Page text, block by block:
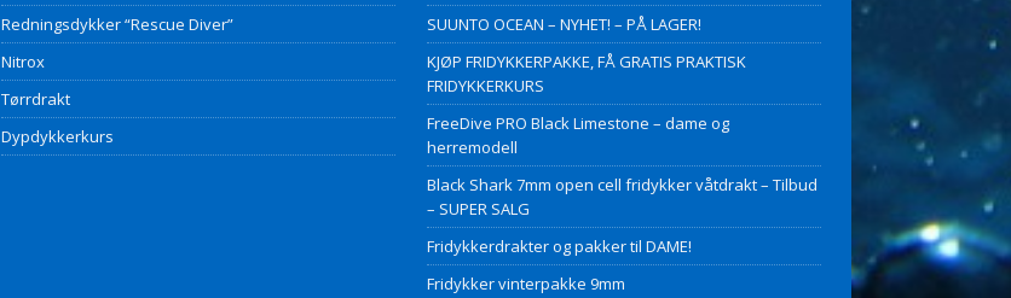
Redningsdykker “Rescue Diver”
Nitrox
Tørrdrakt
Dypdykkerkurs
SUUNTO OCEAN – NYHET! – PÅ LAGER!
KJØP FRIDYKKERPAKKE, FÅ GRATIS PRAKTISK
FRIDYKKERKURS
FreeDive PRO Black Limestone – dame og
herremodell
Black Shark 7mm open cell fridykker våtdrakt – Tilbud
– SUPER SALG
Fridykkerdrakter og pakker til DAME!
Fridykker vinterpakke 9mm